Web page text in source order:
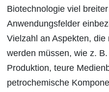
Biotechnologie viel
Anwendungsfelder
Vielzahl an Aspekten,
werden müssen, wie z.
Produktion, teure
petrochemische